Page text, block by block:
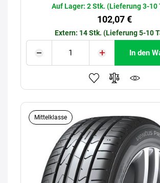
Auf Lager: 2 Stk. (Lieferung 3-10
102,07 €
Extern: 14 Stk. (Lieferung 5-10
In den
Mittelklasse